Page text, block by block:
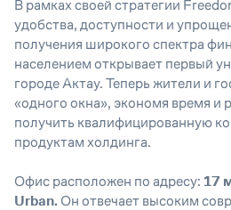
В рамках своей стратегии
удобства, доступности и
получения широкого спектра
населением открывает первый
городе Актау. Теперь жители и
«одного окна», экономя время и
получить квалифицированную
продуктам холдинга.
Офис расположен по адресу: 17
Urban. Он отвечает высоким